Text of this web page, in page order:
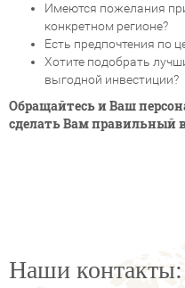
Имеются пожелания
конкретном регионе?
Есть предпочтения по
Хотите подобрать
выгодной инвестиции?
Обращайтесь и Ваш
сделать Вам правильный
Наши контакты: